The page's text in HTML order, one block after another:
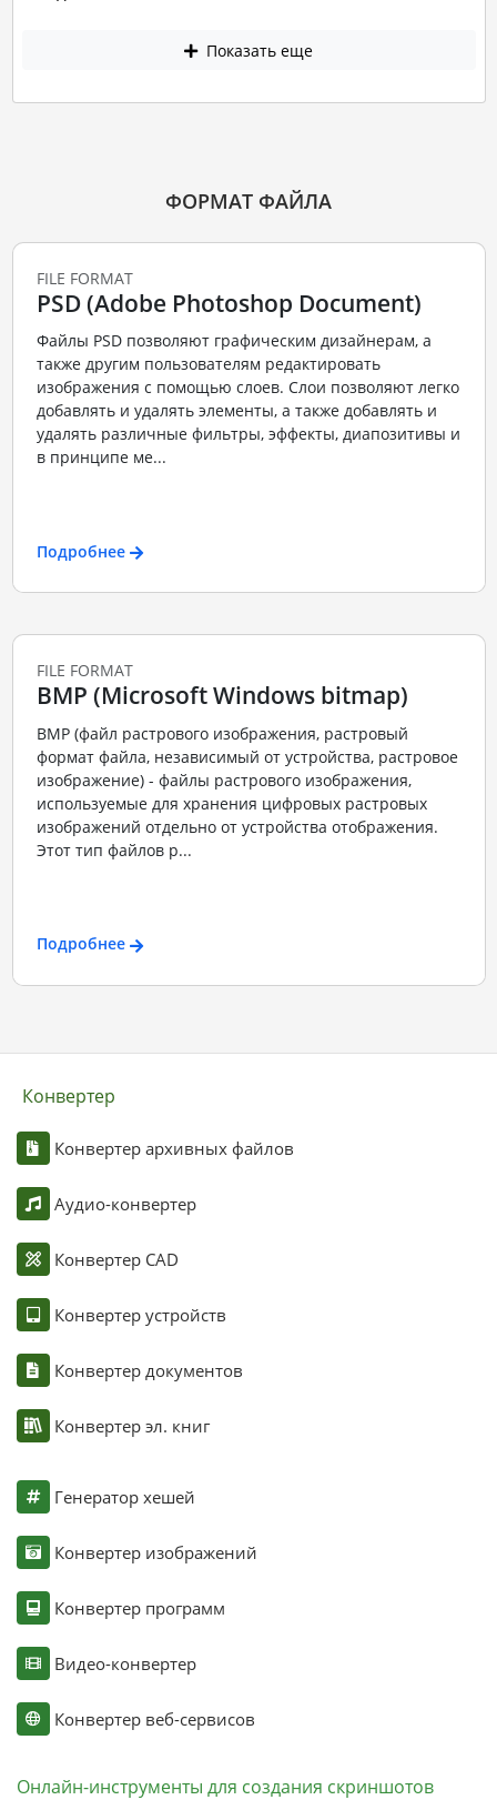
Показать еще
ФОРМАТ ФАЙЛА
FILE FORMAT
PSD (Adobe Photoshop Document)
Файлы PSD позволяют графическим дизайнерам, а
также другим пользователям редактировать
изображения с помощью слоев. Слои позволяют легко
добавлять и удалять элементы, а также добавлять и
удалять различные фильтры, эффекты, диапозитивы и
в принципе ме...
Подробнее
FILE FORMAT
BMP (Microsoft Windows bitmap)
BMP (файл растрового изображения, растровый
формат файла, независимый от устройства, растровое
изображение) - файлы растрового изображения,
используемые для хранения цифровых растровых
изображений отдельно от устройства отображения.
Этот тип файлов р...
Подробнее
Конвертер
Конвертер архивных файлов
Аудио-конвертер
Конвертер CAD
Конвертер устройств
Конвертер документов
Конвертер эл. книг
Генератор хешей
Конвертер изображений
Конвертер программ
Видео-конвертер
Конвертер веб-сервисов
Онлайн-инструменты для создания скриншотов